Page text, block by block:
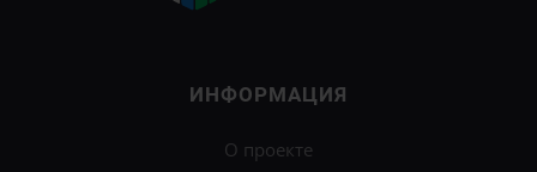
ИНФОРМАЦИЯ
О проекте